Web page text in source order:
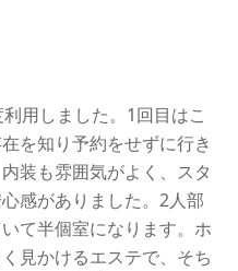
用しました。1回目はこ
を知り予約をせずに行き
装も雰囲気がよく、スタ
感がありました。2人部
て半個室になります。ホ
見かけるエステで、そち